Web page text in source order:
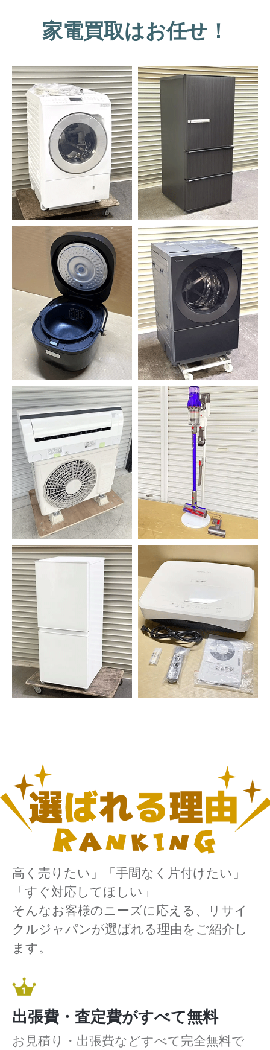
家電買取はお任せ！
高く売りたい」「手間なく片付けたい」
「すぐ対応してほしい」
そんなお客様のニーズに応える、リサイ
クルジャパンが選ばれる理由をご紹介し
ます。
出張費・査定費がすべて無料
お見積り・出張費などすべて完全無料で